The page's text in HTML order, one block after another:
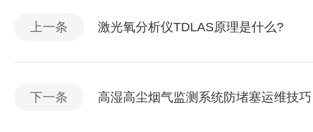
上一条 激光氧分析仪TDLAS原理是什么?
下一条 高湿高尘烟气监测系统防堵塞运维技